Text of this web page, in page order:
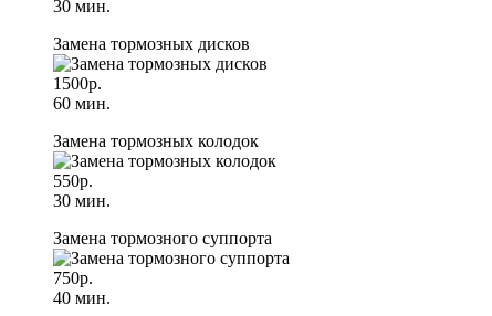
30 мин.
Замена тормозных дисков
1500р.
60 мин.
Замена тормозных колодок
550р.
30 мин.
Замена тормозного суппорта
750р.
40 мин.